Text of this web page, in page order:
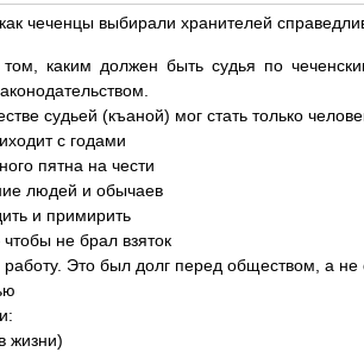
чеченцы выбирали хранителей
каким должен быть судья по
судьей (къаной) мог стать только
с годами
пятна на чести
людей и обычаев
и примирить
не брал взяток
Это был долг перед обществом, а не
жизни)